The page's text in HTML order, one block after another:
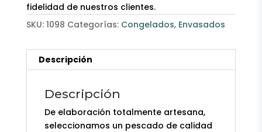
fidelidad de nuestros clientes.
SKU: 1098 Categorías: Congelados, Envasados
Descripción
Descripción
De elaboración totalmente artesana,
seleccionamos un pescado de calidad